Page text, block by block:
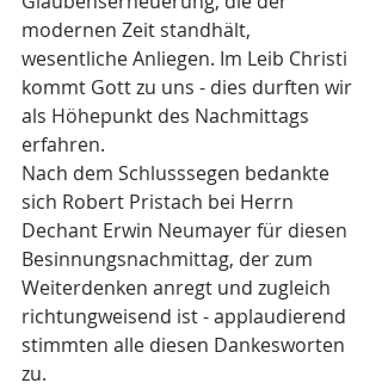
modernen Zeit standhält,
wesentliche Anliegen. Im Leib Christi
kommt Gott zu uns - dies durften wir
als Höhepunkt des Nachmittags
erfahren.
Nach dem Schlusssegen bedankte
sich Robert Pristach bei Herrn
Dechant Erwin Neumayer für diesen
Besinnungsnachmittag, der zum
Weiterdenken anregt und zugleich
richtungweisend ist - applaudierend
stimmten alle diesen Dankesworten
zu.